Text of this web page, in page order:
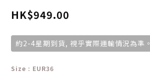
HK$949.00
約2-4星期到貨, 視乎實際運輸情況為準。
Size : EUR36